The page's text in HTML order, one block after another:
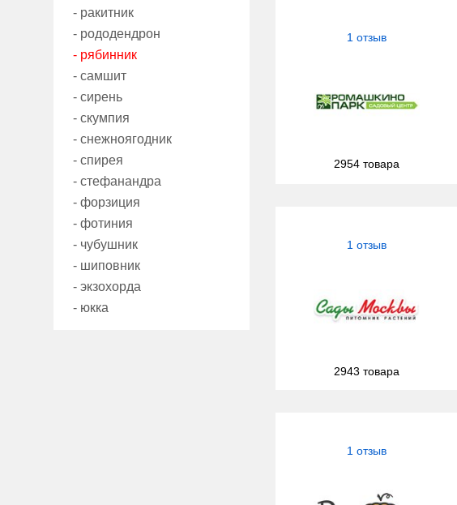
- ракитник
- рододендрон
- рябинник
- самшит
- сирень
- скумпия
- снежноягодник
- спирея
- стефанандра
- форзиция
- фотиния
- чубушник
- шиповник
- экзохорда
- юкка
1 отзыв
2954 товара
1 отзыв
2943 товара
1 отзыв